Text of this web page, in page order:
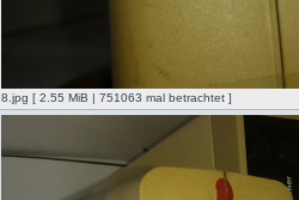
8.jpg [ 2.55 MiB | 751063 mal betrachtet ]